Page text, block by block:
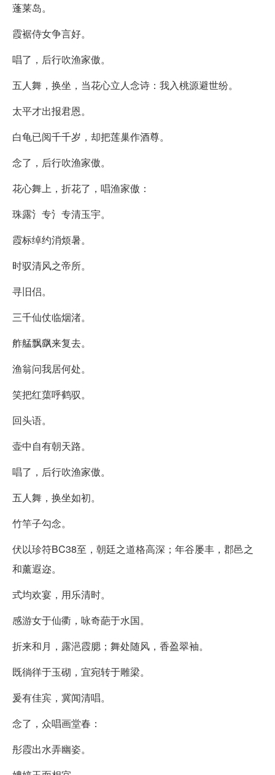
蓬莱岛。
霞裾侍女争言好。
唱了，后行吹渔家傲。
五人舞，换坐，当花心立人念诗：我入桃源避世纷。
太平才出报君恩。
白龟已阅千千岁，却把莲巢作酒尊。
念了，后行吹渔家傲。
花心舞上，折花了，唱渔家傲：
珠露氵专氵专清玉宇。
霞标绰约消烦暑。
时驭清风之帝所。
寻旧侣。
三千仙仗临烟渚。
舴艋飘飖来复去。
渔翁问我居何处。
笑把红蕖呼鹤驭。
回头语。
壶中自有朝天路。
唱了，后行吹渔家傲。
五人舞，换坐如初。
竹竿子勾念。
伏以珍符BC38至，朝廷之道格高深；年谷屡丰，郡邑之
和薰遐迩。
式均欢宴，用乐清时。
感游女于仙衢，咏奇葩于水国。
折来和月，露浥霞腮；舞处随风，香盈翠袖。
既徜徉于玉砌，宜宛转于雕梁。
爰有佳宾，冀闻清唱。
念了，众唱画堂春：
彤霞出水弄幽姿。